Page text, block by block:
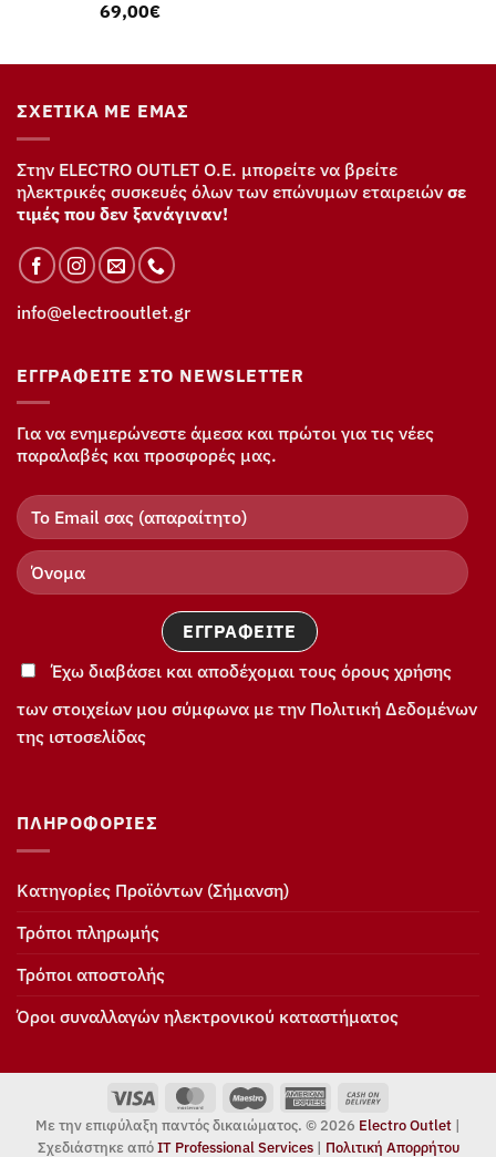
69,00€
ΣΧΕΤΙΚΆ ΜΕ ΕΜΆΣ
Στην ELECTRO OUTLET Ο.Ε. μπορείτε να βρείτε
ηλεκτρικές συσκευές όλων των επώνυμων εταιρειών σε
τιμές που δεν ξανάγιναν!
info@electrooutlet.gr
ΕΓΓΡΑΦΕΊΤΕ ΣΤΟ NEWSLETTER
Για να ενημερώνεστε άμεσα και πρώτοι για τις νέες
παραλαβές και προσφορές μας.
Έχω διαβάσει και αποδέχομαι τους όρους χρήσης
των στοιχείων μου σύμφωνα με την Πολιτική Δεδομένων
της ιστοσελίδας
ΠΛΗΡΟΦΟΡΊΕΣ
Κατηγορίες Προϊόντων (Σήμανση)
Τρόποι πληρωμής
Τρόποι αποστολής
Όροι συναλλαγών ηλεκτρονικού καταστήματος
Visa MasterCardMaestro American
ExpressOn
Delivery
Με την επιφύλαξη παντός δικαιώματος. © 2026 Electro Outlet |
Σχεδιάστηκε απόIT Professional Services| Πολιτική Απορρήτου